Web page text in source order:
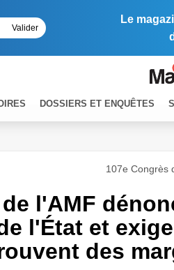
Le
DOSSIERS ET ENQUÊTES
107e Congrès
l'AMF
l'État et
des